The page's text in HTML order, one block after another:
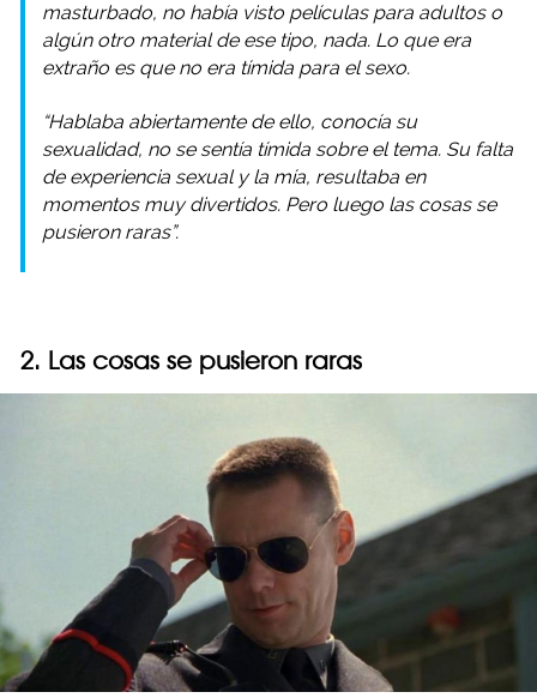
masturbado, no había visto películas para adultos o
algún otro material de ese tipo, nada. Lo que era
extraño es que no era tímida para el sexo.
“Hablaba abiertamente de ello, conocía su
sexualidad, no se sentía tímida sobre el tema. Su falta
de experiencia sexual y la mía, resultaba en
momentos muy divertidos. Pero luego las cosas se
pusieron raras”.
2. Las cosas se pusieron raras